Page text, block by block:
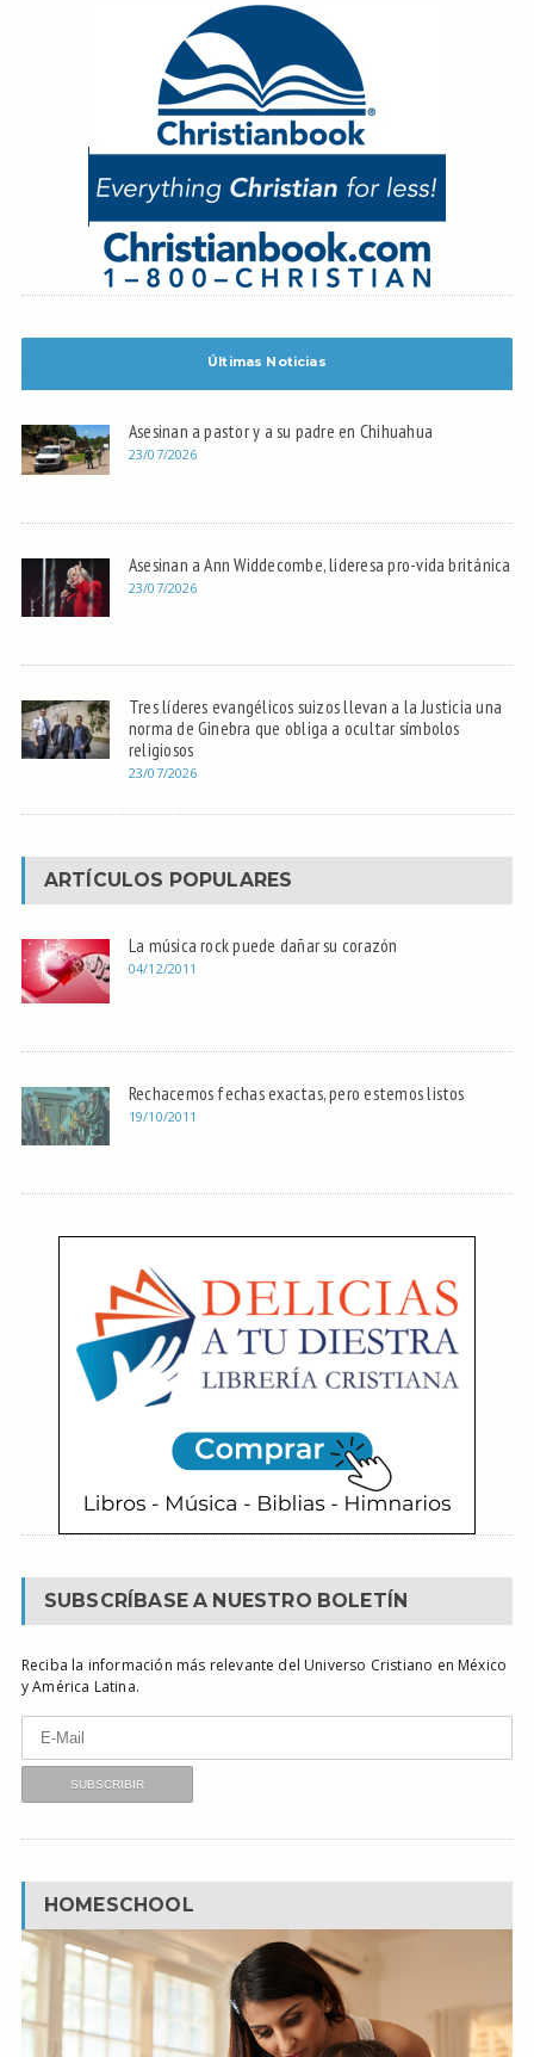
Últimas Noticias
Asesinan a pastor y a su padre en Chihuahua
23/07/2026
Asesinan a Ann Widdecombe, lideresa pro-vida británica
23/07/2026
Tres líderes evangélicos suizos llevan a la Justicia una
norma de Ginebra que obliga a ocultar símbolos
religiosos
23/07/2026
ARTÍCULOS POPULARES
La música rock puede dañar su corazón
04/12/2011
Rechacemos fechas exactas, pero estemos listos
19/10/2011
SUBSCRÍBASE A NUESTRO BOLETÍN
Reciba la información más relevante del Universo Cristiano en México
y América Latina.
HOMESCHOOL